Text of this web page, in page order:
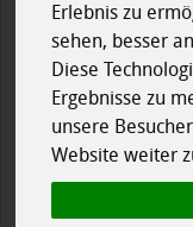
Erlebnis zu
sehen, besser
Diese
Ergebnisse zu
unsere
Website weiter